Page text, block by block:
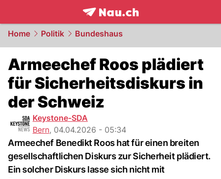
frontpage.NAU.ch
Home Politik Bundeshaus
Armeechef Roos plädiert
für Sicherheitsdiskurs in
der Schweiz
Keystone-SDA
Bern, 04.04.2026 - 05:34
Armeechef Benedikt Roos hat für einen breiten
gesellschaftlichen Diskurs zur Sicherheit plädiert.
Ein solcher Diskurs lasse sich nicht mit